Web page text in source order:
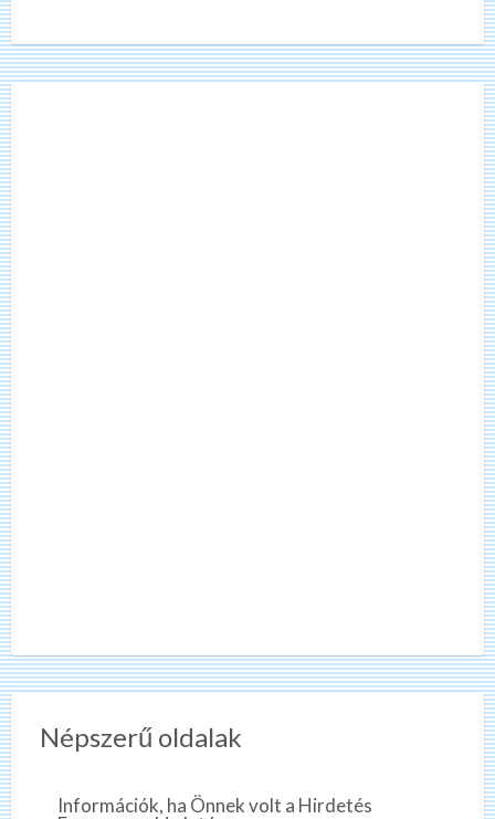
Népszerű oldalak
Információk, ha Önnek volt a Hirdetés